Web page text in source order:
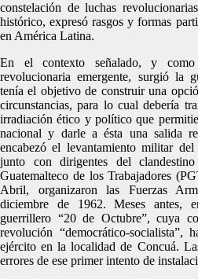
constelación de luchas
histórico, expresó rasgos y formas
en América Latina.
En el contexto señalado, y
revolucionaria emergente, surgió la
tenía el objetivo de construir una
circunstancias, para lo cual debería
irradiación ético y político que
nacional y darle a ésta una salida
encabezó el levantamiento militar
junto con dirigentes del
Guatemalteco de los Trabajadores
Abril, organizaron las Fuerzas
diciembre de 1962. Meses antes,
guerrillero “20 de Octubre”, cuya
revolución “democrático-socialista”,
ejército en la localidad de Concuá.
errores de ese primer intento de